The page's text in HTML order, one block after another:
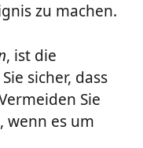
zu machen.
, ist die
sicher, dass
Sie
wenn es um